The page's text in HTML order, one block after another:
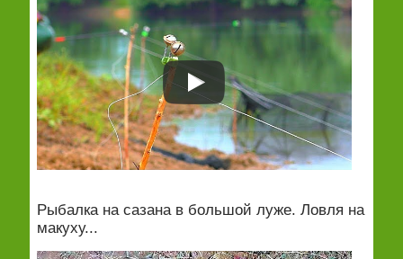
Рыбалка на сазана в большой луже. Ловля на
макуху...